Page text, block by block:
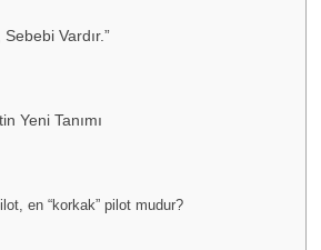
Vardır.”
Yeni Tanımı
en “korkak” pilot mudur?